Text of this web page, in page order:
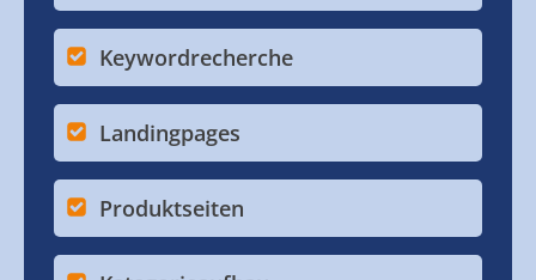
Keywordrecherche
Landingpages
Produktseiten